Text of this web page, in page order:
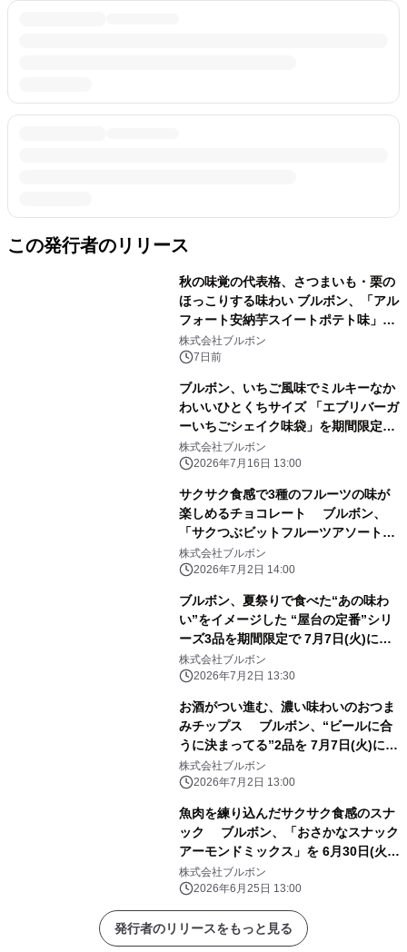
この発行者のリリース
秋の味覚の代表格、さつまいも・栗の
ほっこりする味わい ブルボン、「アル
フォート安納芋スイートポテト味」な
ど 8品を期間限定で8月4日(火)に販売
開始！
株式会社ブルボン
7日前
ブルボン、いちご風味でミルキーなか
わいいひとくちサイズ 「エブリバーガ
ーいちごシェイク味袋」を期間限定で
7月21日(火)に新発売！
株式会社ブルボン
2026年7月16日 13:00
サクサク食感で3種のフルーツの味が
楽しめるチョコレート ブルボン、
「サクつぶビットフルーツアソート」
を期間限定で 7月7日(火)に新発売！
株式会社ブルボン
2026年7月2日 14:00
ブルボン、夏祭りで食べた“あの味わ
い”をイメージした “屋台の定番”シリ
ーズ3品を期間限定で 7月7日(火)に新
発売！
株式会社ブルボン
2026年7月2日 13:30
お酒がつい進む、濃い味わいのおつま
みチップス ブルボン、“ビールに合
うに決まってる”2品を 7月7日(火)にコ
ンビニエンスストア先行で新発売！
株式会社ブルボン
2026年7月2日 13:00
魚肉を練り込んだサクサク食感のスナ
ック ブルボン、「おさかなスナック
アーモンドミックス」を 6月30日(火)
に新発売！
株式会社ブルボン
2026年6月25日 13:00
発行者のリリースをもっと見る